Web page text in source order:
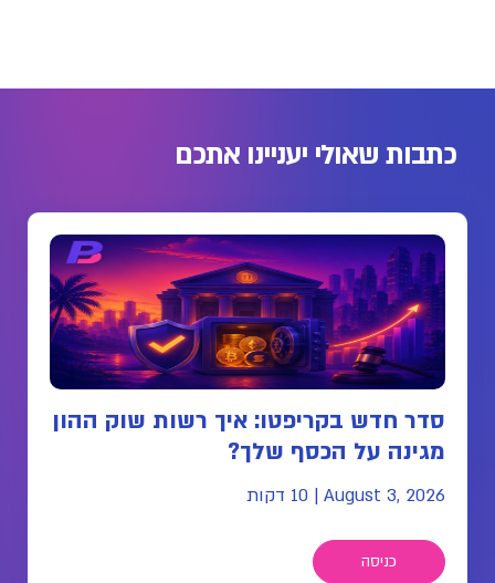
כתבות שאולי יעניינו אתכם
סדר חדש בקריפטו: איך רשות שוק ההון
מגינה על הכסף שלך?
August 3, 2026
| 10 דקות
כניסה